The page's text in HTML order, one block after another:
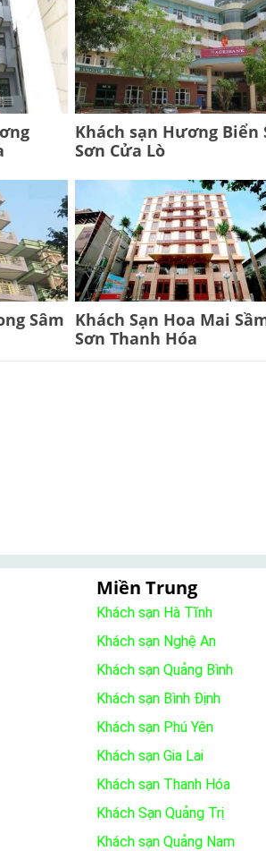
Khách sạn Hương Biển
Sơn Cửa Lò
Sâm Khách Sạn Hoa Mai
Sơn Thanh Hóa
Miền Trung
Khách sạn Hà Tĩnh
Khách sạn Nghệ An
Khách sạn Quảng Bình
Khách sạn Bình Định
Khách sạn Phú Yên
Khách sạn Gia Lai
Khách sạn Thanh Hóa
Khách Sạn Quảng Trị
Khách sạn Quảng Nam